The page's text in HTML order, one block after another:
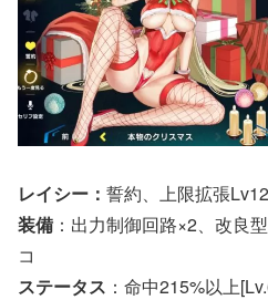
レイシー： 誓約、上限拡張
装備 ：出力制御回路×2、改良
コ
ステータス ：命中215%以上